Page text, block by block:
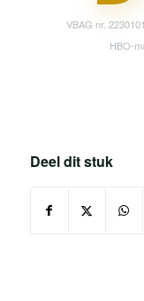
VBAG nr.
HBO-
Deel dit stuk